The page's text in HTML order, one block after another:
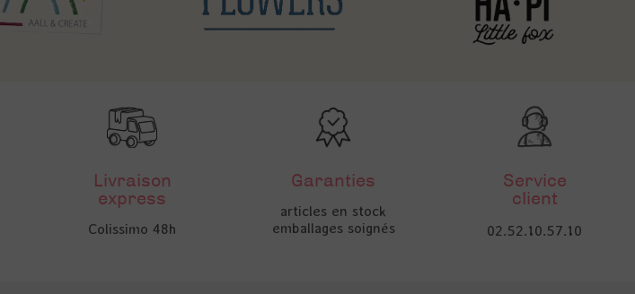
Livraison
express
Colissimo 48h
Garanties
articles en stock
emballages soignés
Service
client
02.52.10.57.10